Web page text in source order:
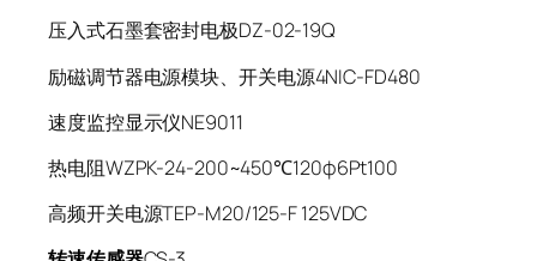
压入式石墨套密封电极DZ-02-19Q
励磁调节器电源模块、开关电源4NIC-FD480
速度监控显示仪NE9011
热电阻WZPK-24-200~450℃120φ6Pt100
高频开关电源TEP-M20/125-F 125VDC